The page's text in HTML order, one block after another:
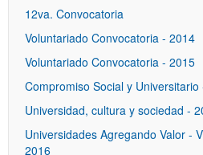
12va. Convocatoria
Voluntariado Convocatoria - 2014
Voluntariado Convocatoria - 2015
Compromiso Social y Universitario
Universidad, cultura y sociedad -
Universidades Agregando Valor -
2016